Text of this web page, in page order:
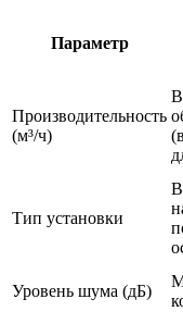
Параметр
Производительность
(м³/ч)
В
Тип установки
Уровень шума (дБ)